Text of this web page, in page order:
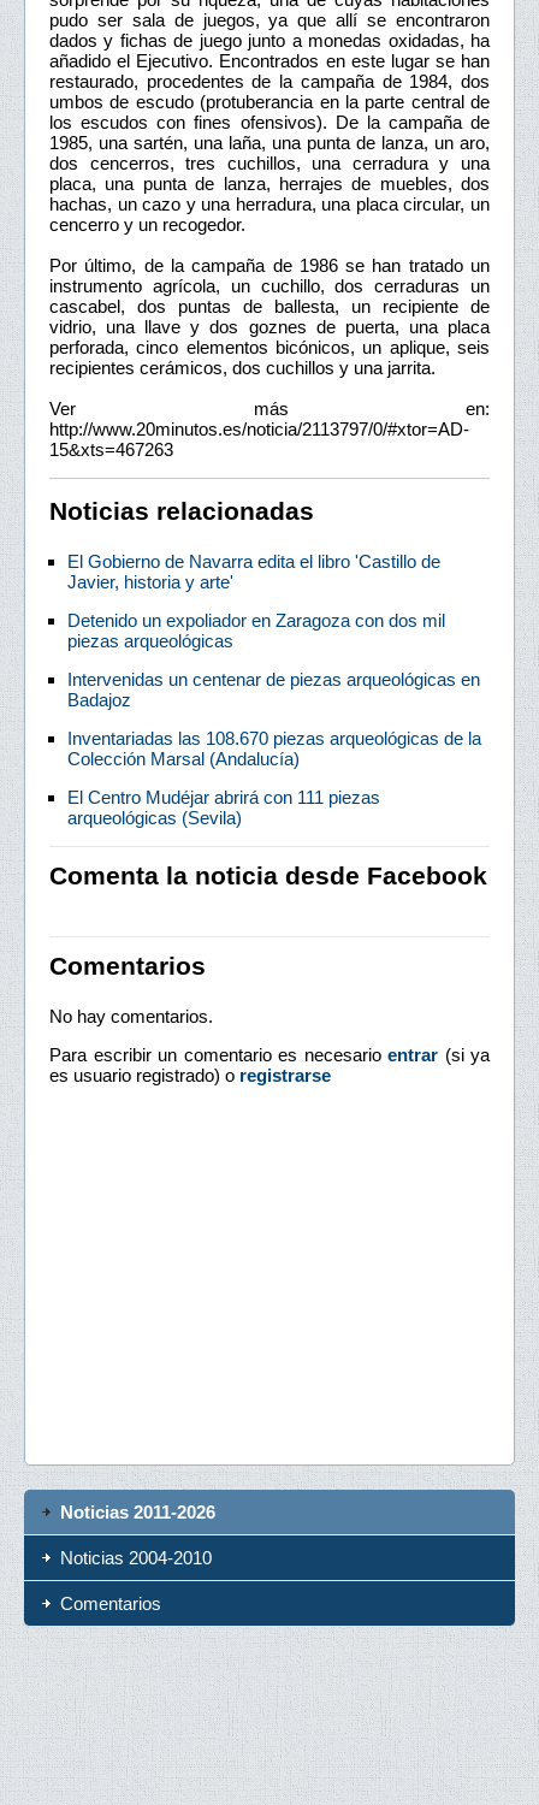
pudo ser sala de juegos, ya que allí se encontraron
dados y fichas de juego junto a monedas oxidadas, ha
añadido el Ejecutivo. Encontrados en este lugar se han
restaurado, procedentes de la campaña de 1984, dos
umbos de escudo (protuberancia en la parte central de
los escudos con fines ofensivos). De la campaña de
1985, una sartén, una laña, una punta de lanza, un aro,
dos cencerros, tres cuchillos, una cerradura y una
placa, una punta de lanza, herrajes de muebles, dos
hachas, un cazo y una herradura, una placa circular, un
cencerro y un recogedor.
Por último, de la campaña de 1986 se han tratado un
instrumento agrícola, un cuchillo, dos cerraduras un
cascabel, dos puntas de ballesta, un recipiente de
vidrio, una llave y dos goznes de puerta, una placa
perforada, cinco elementos bicónicos, un aplique, seis
recipientes cerámicos, dos cuchillos y una jarrita.
Ver más en:
http://www.20minutos.es/noticia/2113797/0/#xtor=AD-
15&xts=467263
Noticias relacionadas
El Gobierno de Navarra edita el libro 'Castillo de
Javier, historia y arte'
Detenido un expoliador en Zaragoza con dos mil
piezas arqueológicas
Intervenidas un centenar de piezas arqueológicas en
Badajoz
Inventariadas las 108.670 piezas arqueológicas de la
Colección Marsal (Andalucía)
El Centro Mudéjar abrirá con 111 piezas
arqueológicas (Sevila)
Comenta la noticia desde Facebook
Comentarios
No hay comentarios.
Para escribir un comentario es necesario entrar (si ya
es usuario registrado) o registrarse
Noticias 2011-2026
Noticias 2004-2010
Comentarios